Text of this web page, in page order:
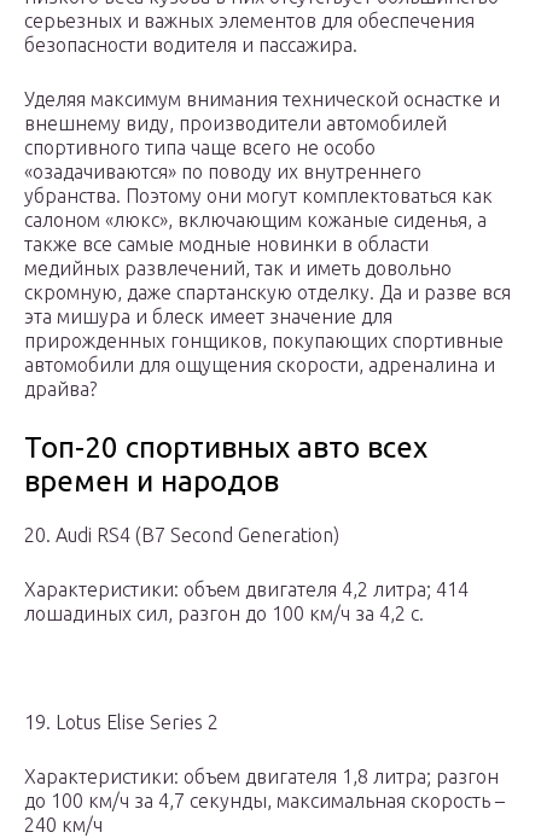
серьезных и важных элементов для обеспечения
безопасности водителя и пассажира.
Уделяя максимум внимания технической оснастке и
внешнему виду, производители автомобилей
спортивного типа чаще всего не особо
«озадачиваются» по поводу их внутреннего
убранства. Поэтому они могут комплектоваться как
салоном «люкс», включающим кожаные сиденья, а
также все самые модные новинки в области
медийных развлечений, так и иметь довольно
скромную, даже спартанскую отделку. Да и разве вся
эта мишура и блеск имеет значение для
прирожденных гонщиков, покупающих спортивные
автомобили для ощущения скорости, адреналина и
драйва?
Топ-20 спортивных авто всех
времен и народов
20. Audi RS4 (B7 Second Generation)
Характеристики: объем двигателя 4,2 литра; 414
лошадиных сил, разгон до 100 км/ч за 4,2 с.
19. Lotus Elise Series 2
Характеристики: объем двигателя 1,8 литра; разгон
до 100 км/ч за 4,7 секунды, максимальная скорость –
240 км/ч